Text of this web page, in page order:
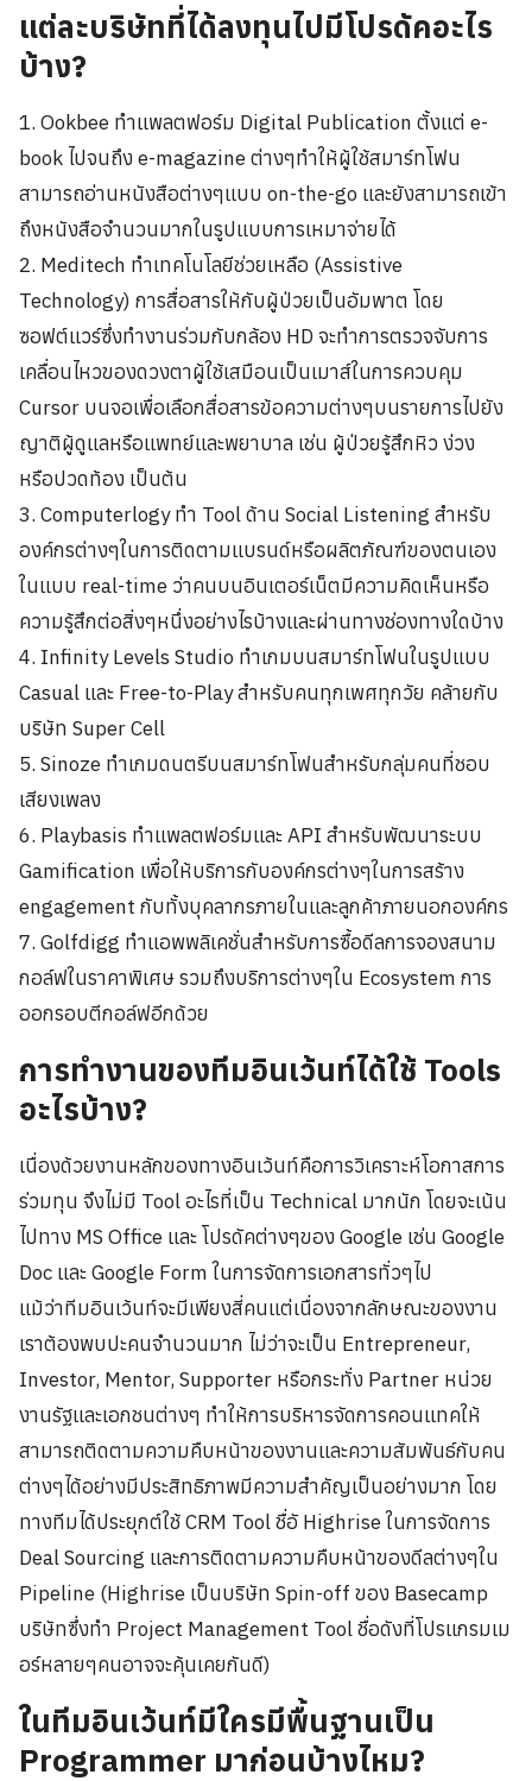
แต่ละบริษัทที่ได้ลงทุนไปมีโปรดัคอะไร
บ้าง?
1. Ookbee ทำแพลตฟอร์ม Digital Publication ตั้งแต่ e-
book ไปจนถึง e-magazine ต่างๆทำให้ผู้ใช้สมาร์ทโฟน
สามารถอ่านหนังสือต่างๆแบบ on-the-go และยังสามารถเข้า
ถึงหนังสือจำนวนมากในรูปแบบการเหมาจ่ายได้
2. Meditech ทำเทคโนโลยีช่วยเหลือ (Assistive
Technology) การสื่อสารให้กับผู้ป่วยเป็นอัมพาต โดย
ซอฟต์แวร์ซึ่งทำงานร่วมกับกล้อง HD จะทำการตรวจจับการ
เคลื่อนไหวของดวงตาผู้ใช้เสมือนเป็นเมาส์ในการควบคุม
Cursor บนจอเพื่อเลือกสื่อสารข้อความต่างๆบนรายการไปยัง
ญาติผู้ดูแลหรือแพทย์และพยาบาล เช่น ผู้ป่วยรู้สึกหิว ง่วง
หรือปวดท้อง เป็นต้น
3. Computerlogy ทำ Tool ด้าน Social Listening สำหรับ
องค์กรต่างๆในการติดตามแบรนด์หรือผลิตภัณฑ์ของตนเอง
ในแบบ real-time ว่าคนบนอินเตอร์เน็ตมีความคิดเห็นหรือ
ความรู้สึกต่อสิ่งๆหนึ่งอย่างไรบ้างและผ่านทางช่องทางใดบ้าง
4. Infinity Levels Studio ทำเกมบนสมาร์ทโฟนในรูปแบบ
Casual และ Free-to-Play สำหรับคนทุกเพศทุกวัย คล้ายกับ
บริษัท Super Cell
5. Sinoze ทำเกมดนตรีบนสมาร์ทโฟนสำหรับกลุ่มคนที่ชอบ
เสียงเพลง
6. Playbasis ทำแพลตฟอร์มและ API สำหรับพัฒนาระบบ
Gamification เพื่อให้บริการกับองค์กรต่างๆในการสร้าง
engagement กับทั้งบุคลากรภายในและลูกค้าภายนอกองค์กร
7. Golfdigg ทำแอพพลิเคชั่นสำหรับการซื้อดีลการจองสนาม
กอล์ฟในราคาพิเศษ รวมถึงบริการต่างๆใน Ecosystem การ
ออกรอบตีกอล์ฟอีกด้วย
การทำงานของทีมอินเว้นท์ได้ใช้ Tools
อะไรบ้าง?
เนื่องด้วยงานหลักของทางอินเว้นท์คือการวิเคราะห์โอกาสการ
ร่วมทุน จึงไม่มี Tool อะไรที่เป็น Technical มากนัก โดยจะเน้น
ไปทาง MS Office และ โปรดัคต่างๆของ Google เช่น Google
Doc และ Google Form ในการจัดการเอกสารทั่วๆไป
แม้ว่าทีมอินเว้นท์จะมีเพียงสี่คนแต่เนื่องจากลักษณะของงาน
เราต้องพบปะคนจำนวนมาก ไม่ว่าจะเป็น Entrepreneur,
Investor, Mentor, Supporter หรือกระทั่ง Partner หน่วย
งานรัฐและเอกชนต่างๆ ทำให้การบริหารจัดการคอนแทคให้
สามารถติดตามความคืบหน้าของงานและความสัมพันธ์กับคน
ต่างๆได้อย่างมีประสิทธิภาพมีความสำคัญเป็นอย่างมาก โดย
ทางทีมได้ประยุกต์ใช้ CRM Tool ชื่อั Highrise ในการจัดการ
Deal Sourcing และการติดตามความคืบหน้าของดีลต่างๆใน
Pipeline (Highrise เป็นบริษัท Spin-off ของ Basecamp
บริษัทซึ่งทำ Project Management Tool ชื่อดังที่โปรแกรมเม
อร์หลายๆคนอาจจะคุ้นเคยกันดี)
ในทีมอินเว้นท์มีใครมีพื้นฐานเป็น
Programmer มาก่อนบ้างไหม?